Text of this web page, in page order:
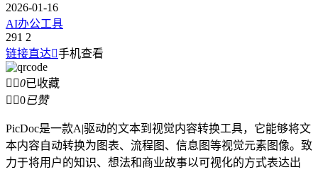
2026-01-16
AI办公工具
291 2
链接直达手机查看
 0已收藏
 0已赞
PicDoc是一款A|驱动的文本到视觉内容转换工具，它能够将文
本内容自动转换为图表、流程图、信息图等视觉元素图像。致
力于将用户的知识、想法和商业故事以可视化的方式表达出